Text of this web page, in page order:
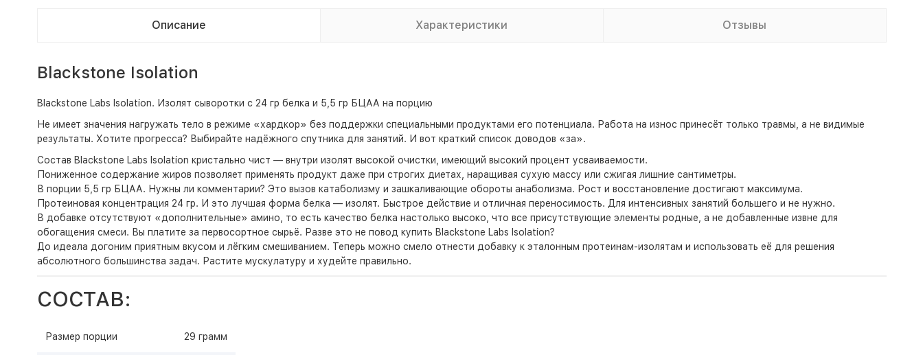
Описание Характеристики Отзывы
Blackstone Isolation
Blackstone Labs Isolation. Изолят сыворотки с 24 гр белка и 5,5 гр БЦАА на порцию
Не имеет значения нагружать тело в режиме «хардкор» без поддержки специальными продуктами его потенциала. Работа на износ принесёт только травмы, а не видимые
результаты. Хотите прогресса? Выбирайте надёжного спутника для занятий. И вот краткий список доводов «за».
Состав Blackstone Labs Isolation кристально чист — внутри изолят высокой очистки, имеющий высокий процент усваиваемости.
Пониженное содержание жиров позволяет применять продукт даже при строгих диетах, наращивая сухую массу или сжигая лишние сантиметры.
В порции 5,5 гр БЦАА. Нужны ли комментарии? Это вызов катаболизму и зашкаливающие обороты анаболизма. Рост и восстановление достигают максимума.
Протеиновая концентрация 24 гр. И это лучшая форма белка — изолят. Быстрое действие и отличная переносимость. Для интенсивных занятий большего и не нужно.
В добавке отсутствуют «дополнительные» амино, то есть качество белка настолько высоко, что все присутствующие элементы родные, а не добавленные извне для
обогащения смеси. Вы платите за первосортное сырьё. Разве это не повод купить Blackstone Labs Isolation?
До идеала догоним приятным вкусом и лёгким смешиванием. Теперь можно смело отнести добавку к эталонным протеинам-изолятам и использовать её для решения
абсолютного большинства задач. Растите мускулатуру и худейте правильно.
СОСТАВ:
Размер порции 29 грамм